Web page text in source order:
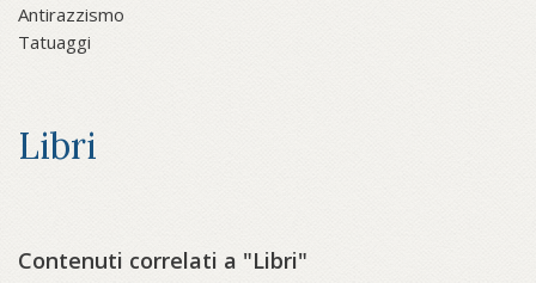
Antirazzismo
Tatuaggi
Libri
Contenuti correlati a "Libri"